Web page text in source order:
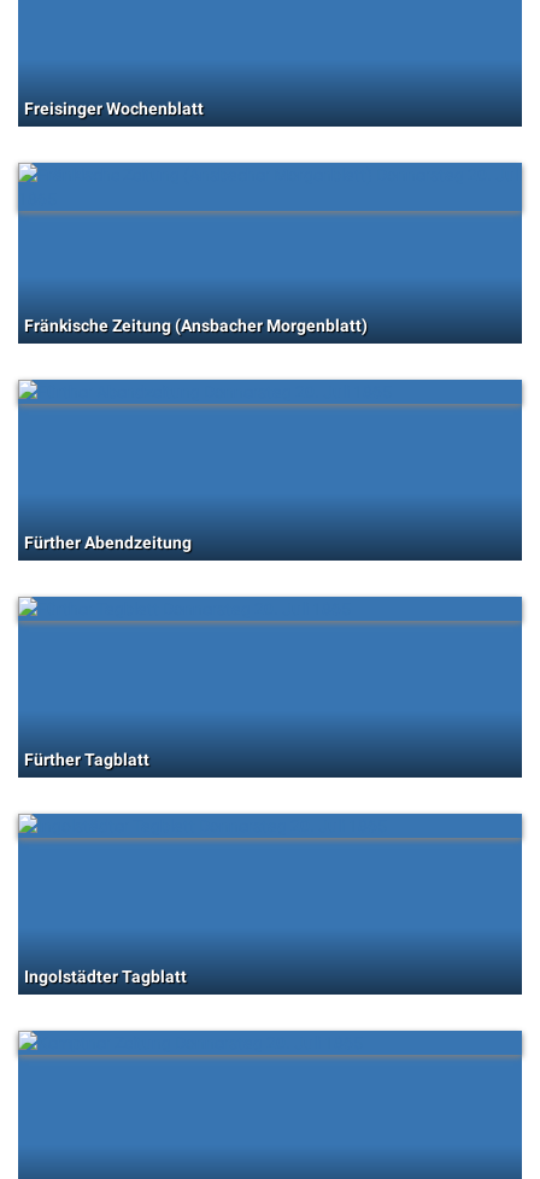
Freisinger Wochenblatt
Fränkische Zeitung (Ansbacher Morgenblatt)
Fürther Abendzeitung
Fürther Tagblatt
Ingolstädter Tagblatt